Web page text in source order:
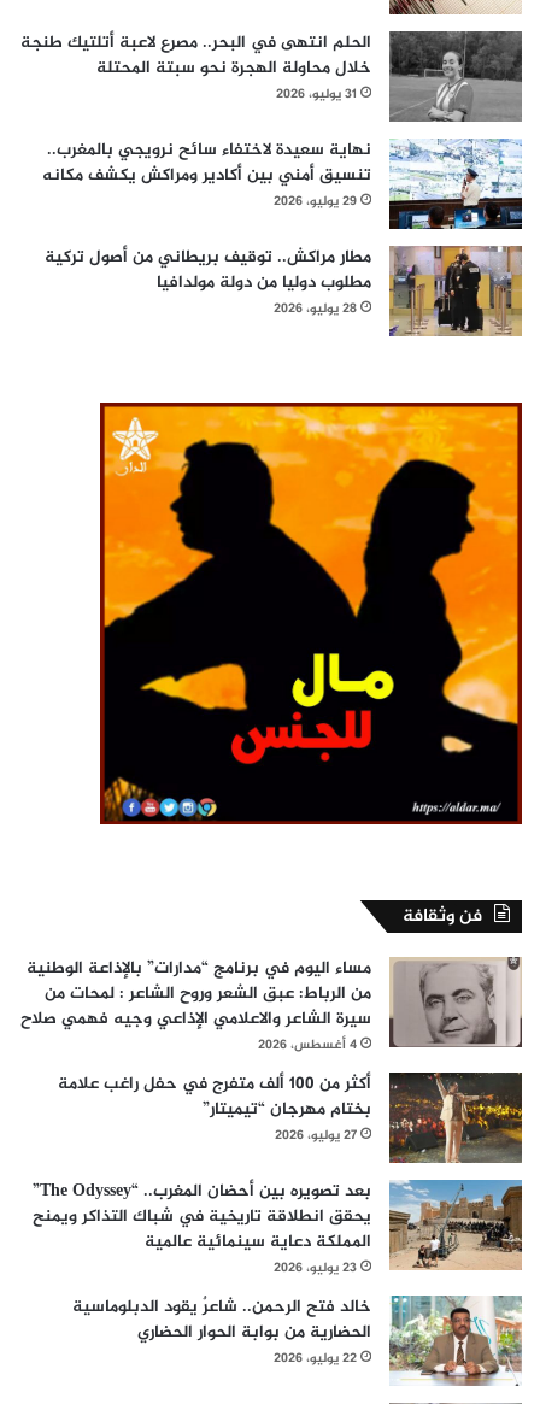
الحلم انتهى في البحر.. مصرع لاعبة أتلتيك طنجة
خلال محاولة الهجرة نحو سبتة المحتلة
31 يوليو، 2026
نهاية سعيدة لاختفاء سائح نرويجي بالمغرب..
تنسيق أمني بين أكادير ومراكش يكشف مكانه
29 يوليو، 2026
مطار مراكش.. توقيف بريطاني من أصول تركية
مطلوب دوليا من دولة مولدافيا
28 يوليو، 2026
فن وثقافة
مساء اليوم في برنامج “مدارات” بالإذاعة الوطنية
من الرباط: عبق الشعر وروح الشاعر : لمحات من
سيرة الشاعر والاعلامي الإذاعي وجيه فهمي صلاح
4 أغسطس، 2026
أكثر من 100 ألف متفرج في حفل راغب علامة
بختام مهرجان “تيميتار”
27 يوليو، 2026
بعد تصويره بين أحضان المغرب.. “The Odyssey”
يحقق انطلاقة تاريخية في شباك التذاكر ويمنح
المملكة دعاية سينمائية عالمية
23 يوليو، 2026
خالد فتح الرحمن.. شاعرٌ يقود الدبلوماسية
الحضارية من بوابة الحوار الحضاري
22 يوليو، 2026